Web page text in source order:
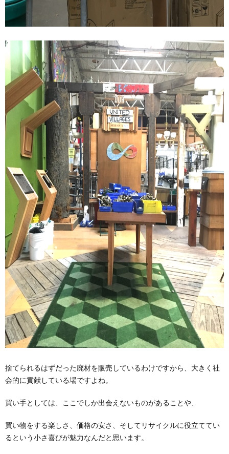
捨てられるはずだった廃材を販売しているわけですから、大きく社
会的に貢献している場ですよね。
買い手としては、ここでしか出会えないものがあることや、
買い物をする楽しさ、価格の安さ、そしてリサイクルに役立ててい
るという小さ喜びが魅力なんだと思います。